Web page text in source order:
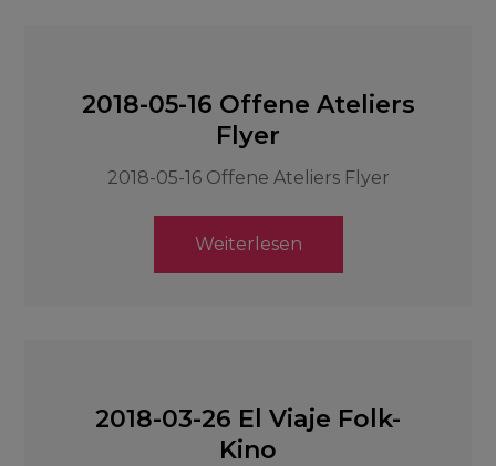
2018-05-16 Offene Ateliers
Flyer
2018-05-16 Offene Ateliers Flyer
Weiterlesen
2018-03-26 El Viaje Folk-
Kino